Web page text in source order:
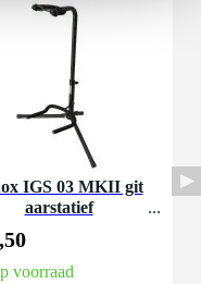
IGS 03 MKII git
aarstatief
voorraad